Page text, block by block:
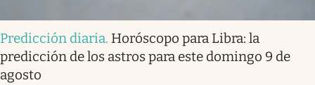
Predicción diaria. Horóscopo para Libra: la
predicción de los astros para este domingo 9 de
agosto